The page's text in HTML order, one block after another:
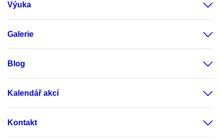
Výuka
Galerie
Blog
Kalendář akcí
Kontakt